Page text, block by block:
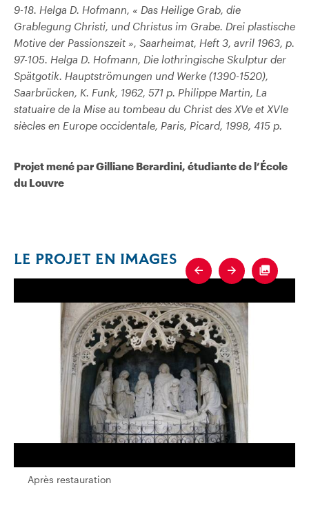
9-18. Helga D. Hofmann, « Das Heilige Grab, die
Grablegung Christi, und Christus im Grabe. Drei plastische
Motive der Passionszeit », Saarheimat, Heft 3, avril 1963, p.
97-105. Helga D. Hofmann, Die lothringische Skulptur der
Spätgotik. Hauptströmungen und Werke (1390-1520),
Saarbrücken, K. Funk, 1962, 571 p. Philippe Martin, La
statuaire de la Mise au tombeau du Christ des XVe et XVIe
siècles en Europe occidentale, Paris, Picard, 1998, 415 p.
Projet mené par Gilliane Berardini, étudiante de l’École
du Louvre
LE PROJET EN IMAGES
Après restauration
Previous
Next
Après restauration